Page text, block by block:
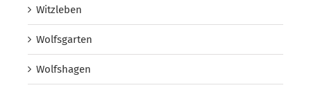
Witzleben
Wolfsgarten
Wolfshagen